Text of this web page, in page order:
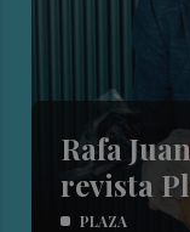
Rafa
revista
PLAZA